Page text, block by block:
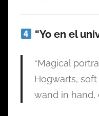
“Yo en el
“Magical
Hogwarts,
wand in hand,